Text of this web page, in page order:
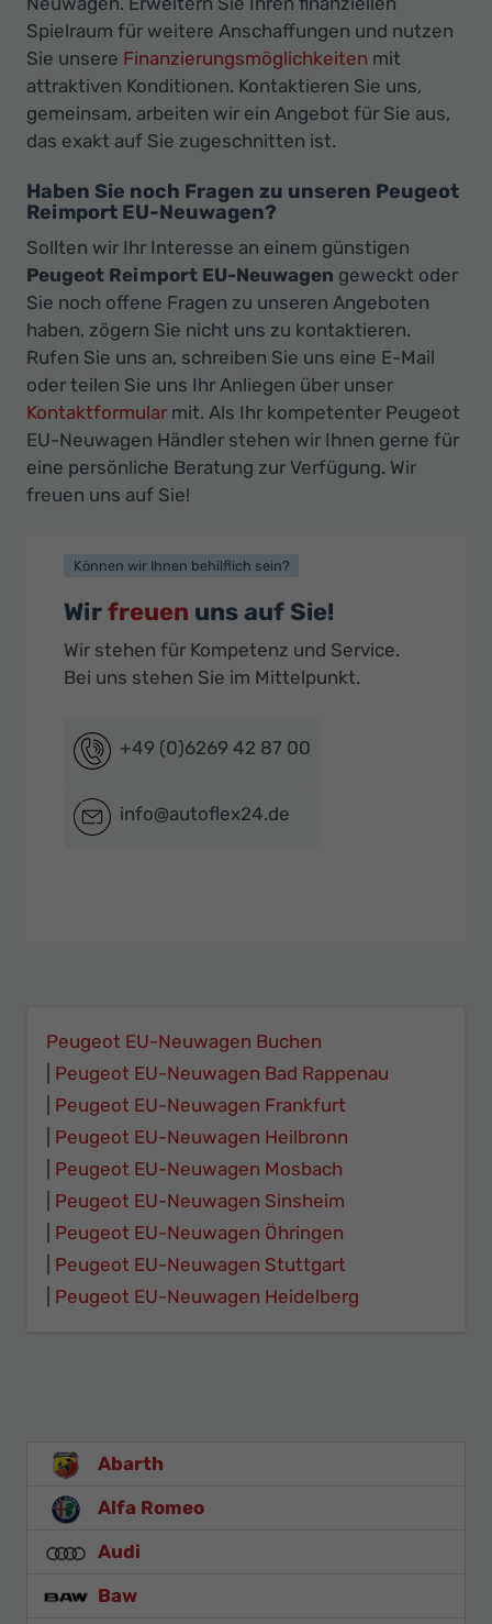
Spielraum für weitere Anschaffungen und nutzen
Sie unsere Finanzierungsmöglichkeiten mit
attraktiven Konditionen. Kontaktieren Sie uns,
gemeinsam, arbeiten wir ein Angebot für Sie aus,
das exakt auf Sie zugeschnitten ist.
Haben Sie noch Fragen zu unseren Peugeot
Reimport EU-Neuwagen?
Sollten wir Ihr Interesse an einem günstigen
Peugeot Reimport EU-Neuwagen geweckt oder
Sie noch offene Fragen zu unseren Angeboten
haben, zögern Sie nicht uns zu kontaktieren.
Rufen Sie uns an, schreiben Sie uns eine E-Mail
oder teilen Sie uns Ihr Anliegen über unser
Kontaktformular mit. Als Ihr kompetenter Peugeot
EU-Neuwagen Händler stehen wir Ihnen gerne für
eine persönliche Beratung zur Verfügung. Wir
freuen uns auf Sie!
Können wir Ihnen behilflich sein?
Wirfreuen uns auf Sie!
Wir stehen für Kompetenz und Service.
Bei uns stehen Sie im Mittelpunkt.
+49 (0)6269 42 87 00
info@autoflex24.de
Peugeot EU-Neuwagen Buchen
Peugeot EU-Neuwagen Bad Rappenau
Peugeot EU-Neuwagen Frankfurt
Peugeot EU-Neuwagen Heilbronn
Peugeot EU-Neuwagen Mosbach
Peugeot EU-Neuwagen Sinsheim
Peugeot EU-Neuwagen Öhringen
Peugeot EU-Neuwagen Stuttgart
Peugeot EU-Neuwagen Heidelberg
Abarth
Alfa Romeo
Audi
Baw